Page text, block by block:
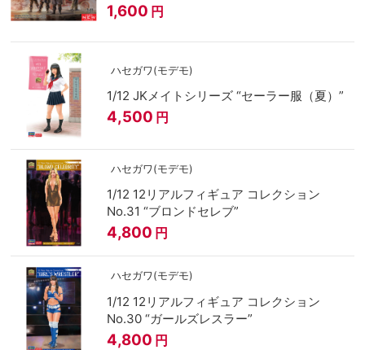
1,600 円
ハセガワ(モデモ)
1/12 JKメイトシリーズ “セーラー服（夏）”
4,500 円
ハセガワ(モデモ)
1/12 12リアルフィギュア コレクション
No.31 “ブロンドセレブ”
4,800 円
ハセガワ(モデモ)
1/12 12リアルフィギュア コレクション
No.30 “ガールズレスラー”
4,800 円